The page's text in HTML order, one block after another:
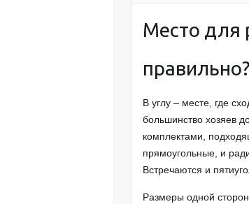
Место для
правильно?
В углу – месте, где
большинство хозяев
комплектами,
прямоугольные, и
Встречаются и
Размеры одной